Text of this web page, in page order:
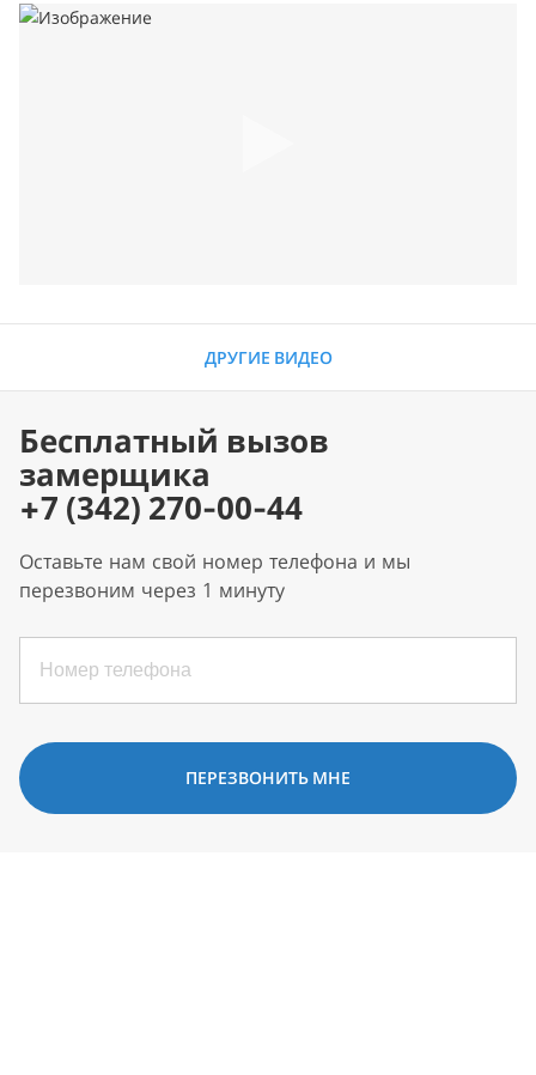
ДРУГИЕ ВИДЕО
Бесплатный вызов
замерщика
+7 (342) 270-00-44
Оставьте нам свой номер телефона и мы
перезвоним через 1 минуту
ПЕРЕЗВОНИТЬ МНЕ